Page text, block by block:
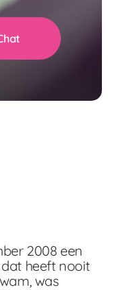
2008 een
heeft nooit
was